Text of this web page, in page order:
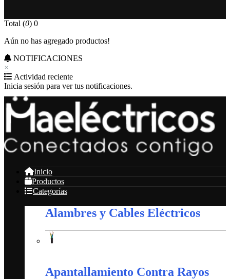
Total (0) 0
Aún no has agregado productos!
NOTIFICACIONES
×
Actividad reciente
Inicia sesión para ver tus notificaciones.
Inicio
Productos
Categorías
Alambres y Cables Eléctricos
Apantallamiento Contra Rayos